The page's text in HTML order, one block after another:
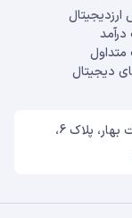
آدرس: تهران، زعفرانیه، بلوار بهزادی، بن‌بست بهار، پلاک 6،